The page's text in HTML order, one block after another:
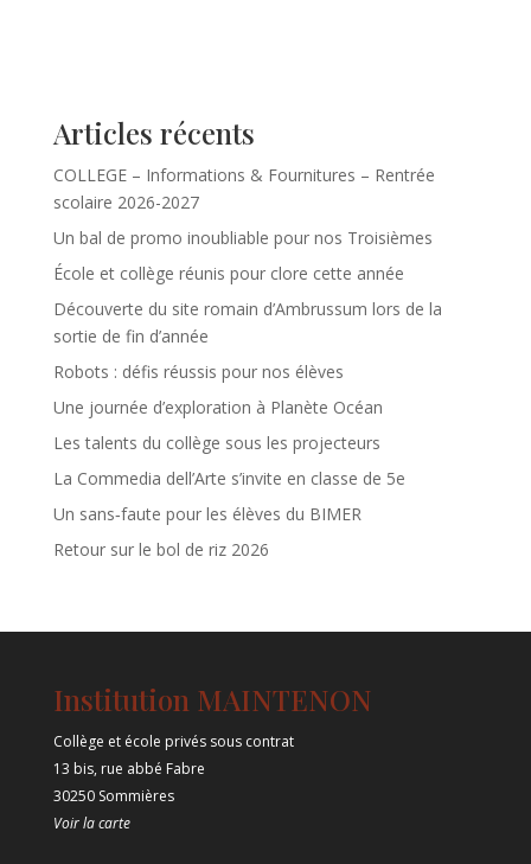
Articles récents
COLLEGE – Informations & Fournitures – Rentrée
scolaire 2026-2027
Un bal de promo inoubliable pour nos Troisièmes
École et collège réunis pour clore cette année
Découverte du site romain d’Ambrussum lors de la
sortie de fin d’année
Robots : défis réussis pour nos élèves
Une journée d’exploration à Planète Océan
Les talents du collège sous les projecteurs
La Commedia dell’Arte s’invite en classe de 5e
Un sans‑faute pour les élèves du BIMER
Retour sur le bol de riz 2026
Institution MAINTENON
Collège et école privés sous contrat
13 bis, rue abbé Fabre
30250 Sommières
Voir la carte